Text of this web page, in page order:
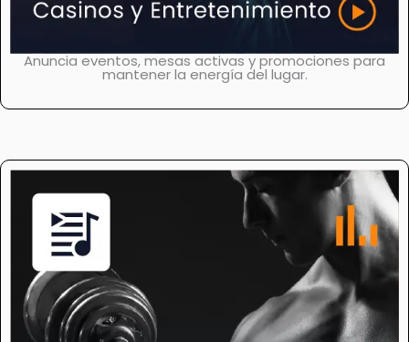
Anuncia eventos, mesas activas y promociones para
mantener la energía del lugar.